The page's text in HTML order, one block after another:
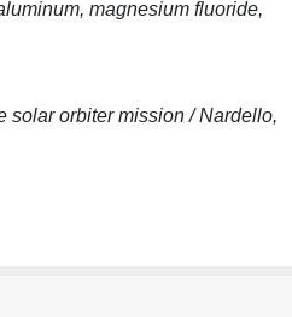
magnesium fluoride,
solar orbiter mission / Nardello,